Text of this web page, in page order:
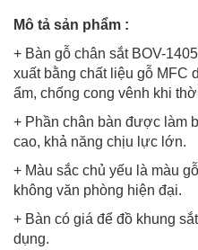
Mô tả sản phẩm :
+ Bàn gỗ chân sắt BOV-
xuất bằng chất liệu gỗ MFC
ẩm, chống cong vênh khi
+ Phần chân bàn được làm
cao, khả năng chịu lực lớn.
+ Màu sắc chủ yếu là màu
không văn phòng hiện đại.
+ Bàn có giá để đồ khung
dụng.